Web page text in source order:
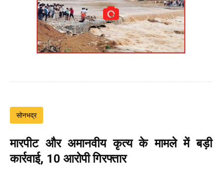
सोनभद्र
मारपीट और अमानवीय कृत्य के मामले में बड़ी
कार्रवाई, 10 आरोपी गिरफ्तार